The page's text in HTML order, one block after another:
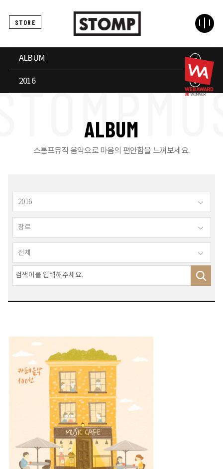
STORE
ALBUM
2016
ALBUM
스톰프뮤직 음악으로 마음의 편안함을 느껴보세요.